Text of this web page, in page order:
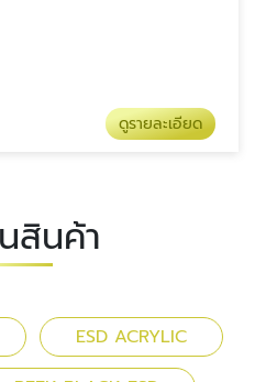
ดูรายละเอียด
สินค้า
ESD ACRYLIC